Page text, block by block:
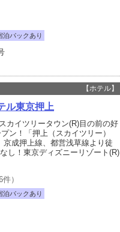
泊パックあり
【ホテル】
ル東京押上
カイツリータウン(R)目の前の好
！「押上（スカイツリー）
成押上線、都営浅草線より徒
し！東京ディズニーリゾート(R)
件）
泊パックあり